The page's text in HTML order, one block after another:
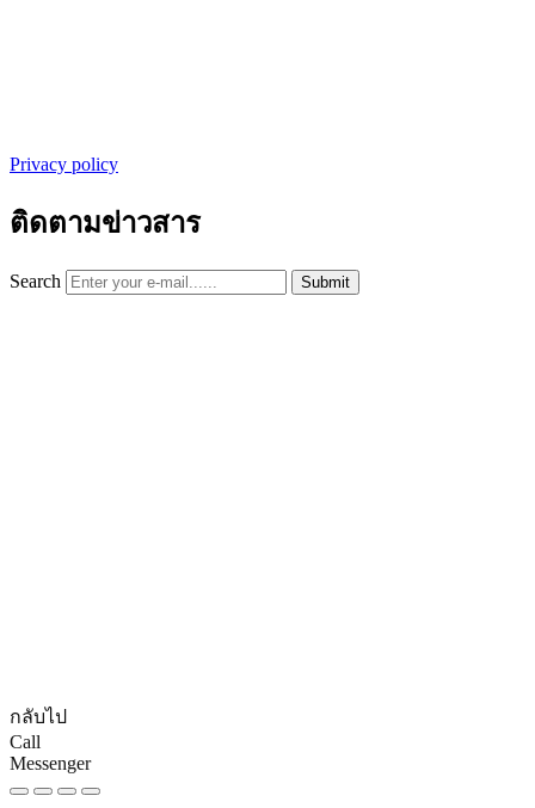
Privacy policy
ติดตามข่าวสาร
Search Submit
กลับไป
Call
Messenger